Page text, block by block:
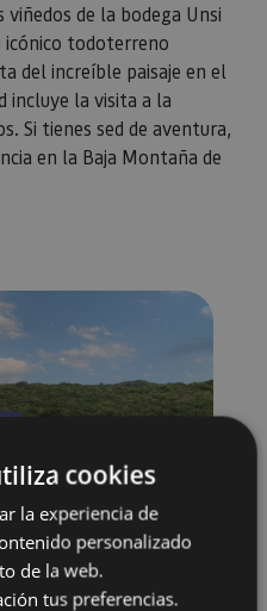
de la bodega Unsi
icónico todoterreno
del increíble paisaje en el
incluye la visita a la
Si tienes sed de aventura,
en la Baja Montaña de
cookies
la experiencia de
personalizado
de la web.
tus preferencias.